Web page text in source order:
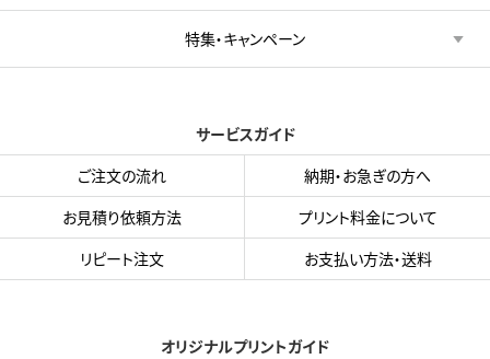
特集・キャンペーン
サービスガイド
ご注文の流れ
納期・お急ぎの方へ
お見積り依頼方法
プリント料金について
リピート注文
お支払い方法・送料
オリジナルプリントガイド